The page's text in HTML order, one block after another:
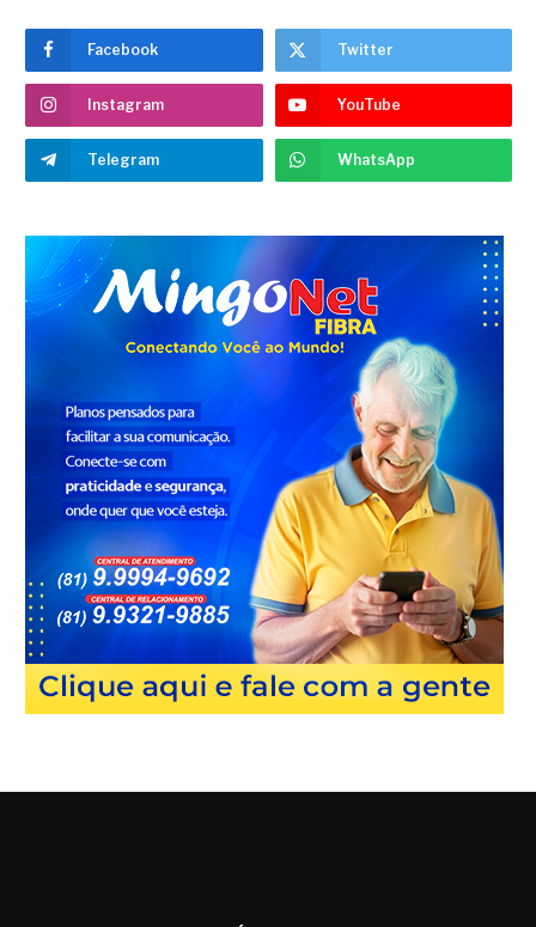
Facebook Twitter
Instagram YouTube
Telegram WhatsApp